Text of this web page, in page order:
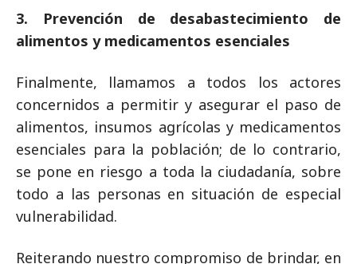
3. Prevención de desabastecimiento de
alimentos y medicamentos esenciales
Finalmente, llamamos a todos los actores
concernidos a permitir y asegurar el paso de
alimentos, insumos agrícolas y medicamentos
esenciales para la población; de lo contrario,
se pone en riesgo a toda la ciudadanía, sobre
todo a las personas en situación de especial
vulnerabilidad.
Reiterando nuestro compromiso de brindar, en